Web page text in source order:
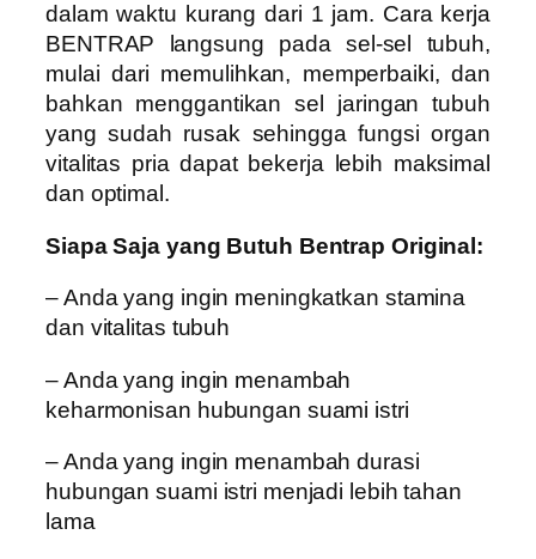
dalam waktu kurang dari 1 jam. Cara kerja
BENTRAP langsung pada sel-sel tubuh,
mulai dari memulihkan, memperbaiki, dan
bahkan menggantikan sel jaringan tubuh
yang sudah rusak sehingga fungsi organ
vitalitas pria dapat bekerja lebih maksimal
dan optimal.
Siapa Saja yang Butuh Bentrap Original:
– Anda yang ingin meningkatkan stamina
dan vitalitas tubuh
– Anda yang ingin menambah
keharmonisan hubungan suami istri
– Anda yang ingin menambah durasi
hubungan suami istri menjadi lebih tahan
lama